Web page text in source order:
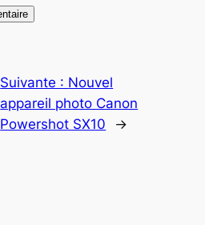
Suivante : Nouvel
appareil photo Canon
Powershot SX10
→